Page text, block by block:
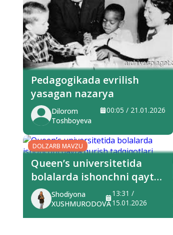
Pedagogikada evrilish
yasagan nazarya
Dilorom
Toshboyeva
00:05 / 21.01.2026
DOLZARB MAVZU
Queen’s universitetida
bolalarda ishonchni qayta
qurish tadqiqotlari
Shodiyona
XUSHMURODOVA
13:31 /
15.01.2026